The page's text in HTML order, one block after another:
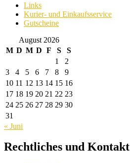
Links
Kurier- und Einkaufsservice
Gutscheine
August 2026
M D M D F S
S
1
2
3
4 5 6 7 8
9
10 11 12 13 14 15 16
17 18 19 20 21 22 23
24 25 26 27 28 29 30
31
« Juni
Rechtliches und Kontakt